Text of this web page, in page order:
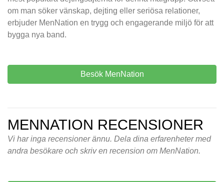
om man söker vänskap, dejting eller seriösa relationer,
erbjuder MenNation en trygg och engagerande miljö för att
bygga nya band.
Besök MenNation
MENNATION RECENSIONER
Vi har inga recensioner ännu. Dela dina erfarenheter med
andra besökare och skriv en recension om MenNation.